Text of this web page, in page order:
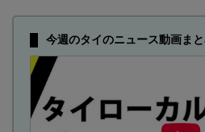
今週のタイのニュース動画ま